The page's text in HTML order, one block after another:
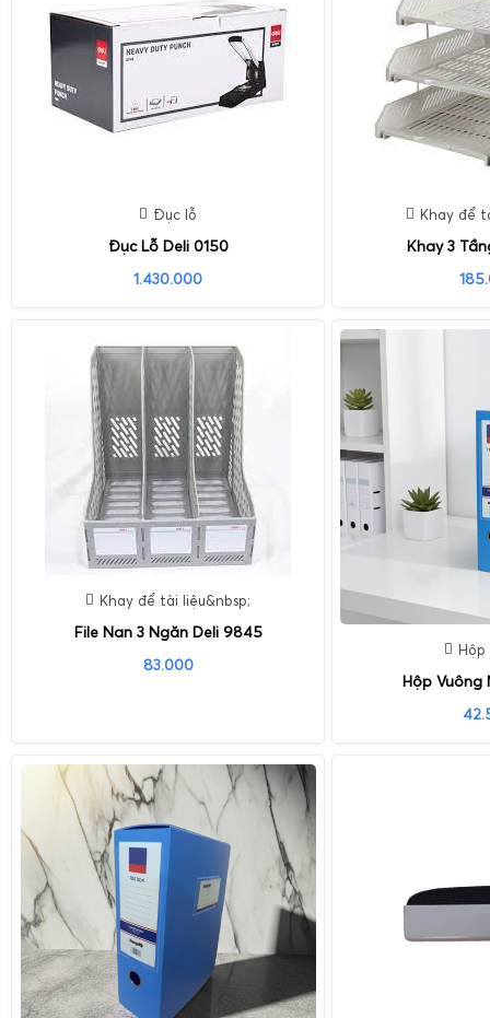
Đục lỗ
Đục Lỗ Deli 0150
1.430.000
Khay để
Khay 3
Khay để tài liệu&nbsp;
File Nan 3 Ngăn Deli 9845
83.000
Hộp Vuông